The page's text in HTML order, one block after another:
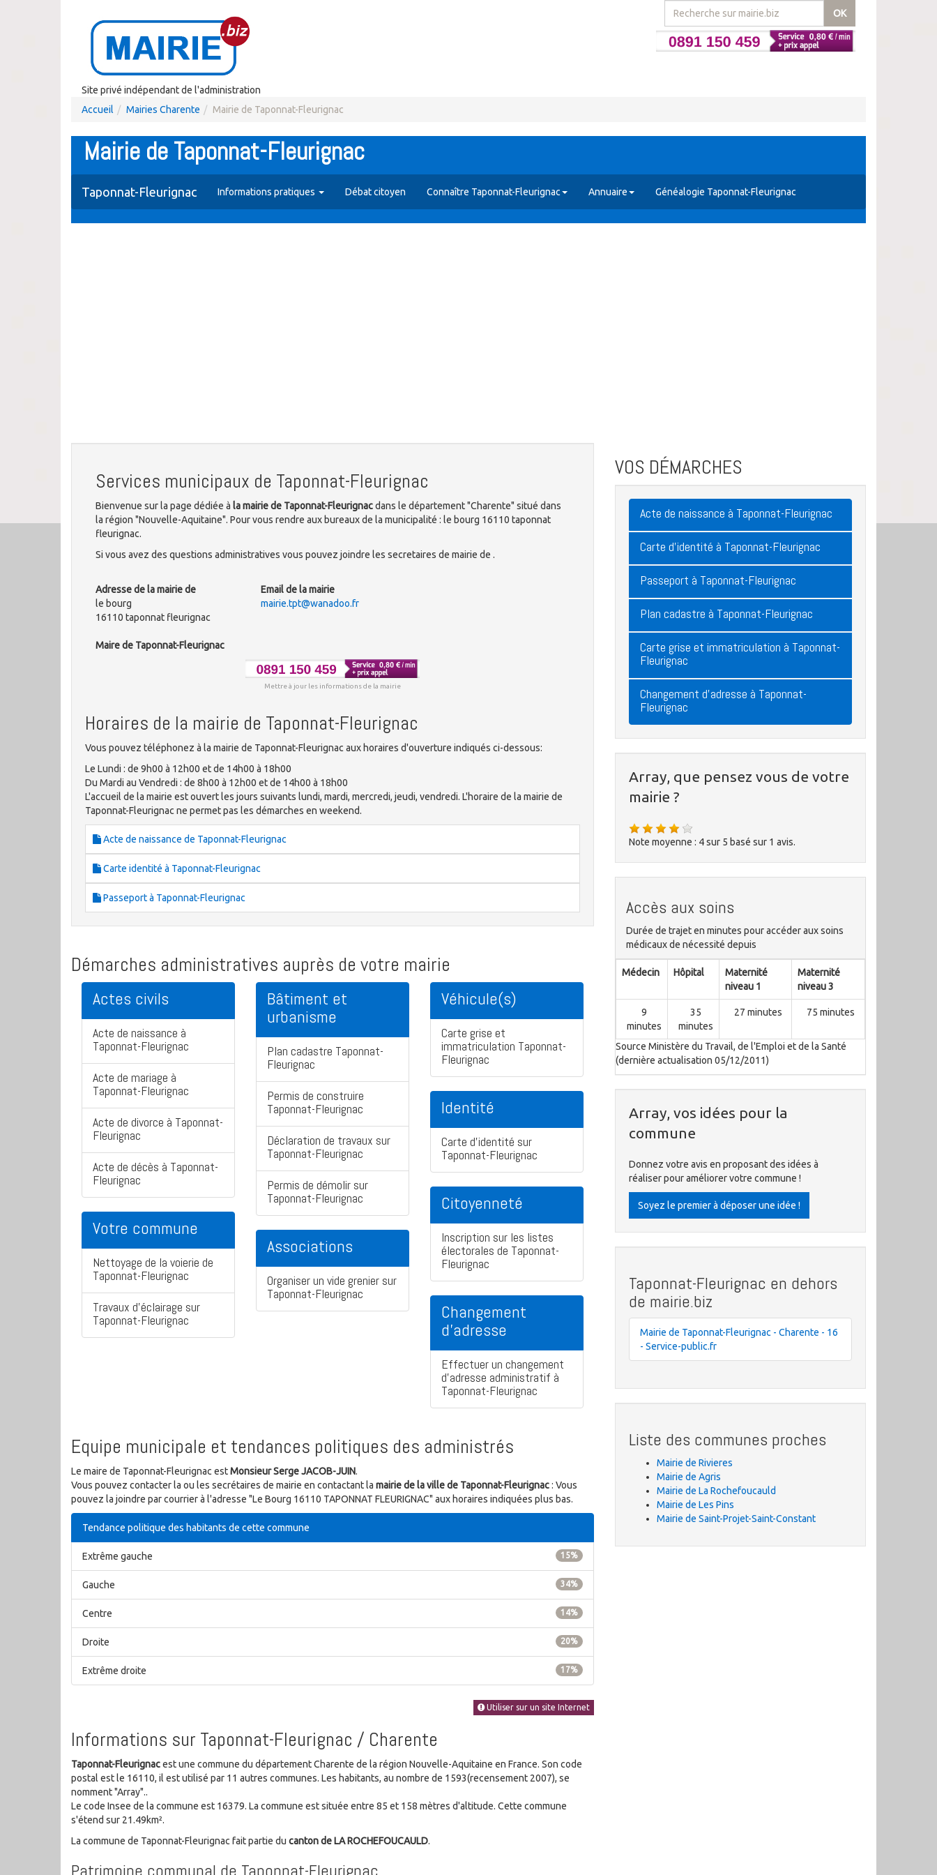
OK
Site privé indépendant de l'administration
Accueil
Mairies Charente Mairie de Taponnat-Fleurignac
Mairie de Taponnat-Fleurignac
Taponnat-Fleurignac Informations pratiques Débat citoyen Connaître Taponnat-Fleurignac Annuaire Généalogie Taponnat-Fleurignac
Services municipaux de Taponnat-Fleurignac
Bienvenue sur la page dédiée à la mairie de Taponnat-Fleurignacdans le département "Charente" situé dans
la région "Nouvelle-Aquitaine". Pour vous rendre aux bureaux de la municipalité : le bourg 16110 taponnat
fleurignac.
Si vous avez des questions administratives vous pouvez joindre les secretaires de mairie de .
Adresse de la mairie de
le bourg
16110 taponnat fleurignac
Maire de Taponnat-Fleurignac
Email de la mairie
mairie.tpt@wanadoo.fr
Mettre à jour les informations de la mairie
Horaires de la mairie de Taponnat-Fleurignac
Vous pouvez téléphonez à la mairie de Taponnat-Fleurignac aux horaires d'ouverture indiqués ci-dessous:
Le Lundi : de 9h00 à 12h00 et de 14h00 à 18h00
Du Mardi au Vendredi : de 8h00 à 12h00 et de 14h00 à 18h00
L'accueil de la mairie est ouvert les jours suivants lundi, mardi, mercredi, jeudi, vendredi. L'horaire de la mairie de
Taponnat-Fleurignac ne permet pas les démarches en weekend.
Acte de naissance de Taponnat-Fleurignac
Carte identité à Taponnat-Fleurignac
Passeport à Taponnat-Fleurignac
Démarches administratives auprès de votre mairie
Actes civils
Acte de naissance à
Taponnat-Fleurignac
Acte de mariage à
Taponnat-Fleurignac
Acte de divorce à Taponnat-
Fleurignac
Acte de décès à Taponnat-
Fleurignac
Votre commune
Nettoyage de la voierie de
Taponnat-Fleurignac
Travaux d'éclairage sur
Taponnat-Fleurignac
Bâtiment et
urbanisme
Plan cadastre Taponnat-
Fleurignac
Permis de construire
Taponnat-Fleurignac
Déclaration de travaux sur
Taponnat-Fleurignac
Permis de démolir sur
Taponnat-Fleurignac
Associations
Organiser un vide grenier sur
Taponnat-Fleurignac
Véhicule(s)
Carte grise et
immatriculation Taponnat-
Fleurignac
Identité
Carte d'identité sur
Taponnat-Fleurignac
Citoyenneté
Inscription sur les listes
électorales de Taponnat-
Fleurignac
Changement
d'adresse
Effectuer un changement
d'adresse administratif à
Taponnat-Fleurignac
Equipe municipale et tendances politiques des administrés
Le maire de Taponnat-Fleurignac estMonsieur Serge JACOB-JUIN.
Vous pouvez contacter la ou les secrétaires de mairie en contactant la mairie de la ville de Taponnat-Fleurignac: Vous
pouvez la joindre par courrier à l'adresse "Le Bourg 16110 TAPONNAT FLEURIGNAC" aux horaires indiquées plus bas.
Tendance politique des habitants de cette commune
15%
Extrême gauche
34%
Gauche
14%
Centre
20%
Droite
17%
Extrême droite
Utiliser sur un site Internet
Informations sur Taponnat-Fleurignac / Charente
Taponnat-Fleurignacest une commune du département Charente de la région Nouvelle-Aquitaine en France. Son code
postal est le 16110, il est utilisé par 11 autres communes. Les habitants, au nombre de 1593(recensement 2007), se
nomment "Array"..
Le code Insee de la commune est 16379. La commune est située entre 85 et 158 mètres d'altitude. Cette commune
s'étend sur 21.49km².
La commune de Taponnat-Fleurignac fait partie du canton de LA ROCHEFOUCAULD.
Patrimoine communal de Taponnat-Fleurignac
VOS DÉMARCHES
Acte de naissance à Taponnat-Fleurignac
Carte d'identité à Taponnat-Fleurignac
Passeport à Taponnat-Fleurignac
Plan cadastre à Taponnat-Fleurignac
Carte grise et immatriculation à Taponnat-
Fleurignac
Changement d'adresse à Taponnat-
Fleurignac
Array, que pensez vous de votre
mairie ?
Note moyenne : 4sur 5 basé sur 1 avis.
Accès aux soins
Durée de trajet en minutes pour accéder aux soins
médicaux de nécessité depuis
Médecin Hôpital
Maternité
niveau 1
Maternité
niveau 3
9
minutes
35
minutes
27 minutes 75 minutes
Source Ministère du Travail, de l'Emploi et de la Santé
(dernière actualisation 05/12/2011)
Array, vos idées pour la
commune
Donnez votre avis en proposant des idées à
réaliser pour améliorer votre commune !
Soyez le premier à déposer une idée !
Taponnat-Fleurignac en dehors
de mairie.biz
Mairie de Taponnat-Fleurignac - Charente - 16
- Service-public.fr
Liste des communes proches
Mairie de Rivieres
Mairie de Agris
Mairie de La Rochefoucauld
Mairie de Les Pins
Mairie de Saint-Projet-Saint-Constant